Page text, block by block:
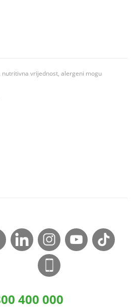
nutritivna vrijednost, alergeni mogu
400 000